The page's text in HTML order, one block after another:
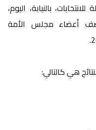
بالنيابة، اليوم،
نصف أعضاء مجلس الأمة
هي كالتالي: